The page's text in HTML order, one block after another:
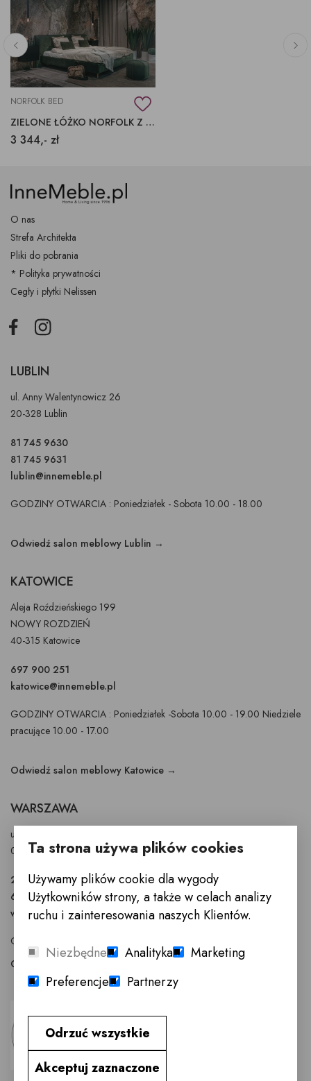
NORFOLK BED
ZIELONE ŁÓŻKO NORFOLK Z SZEROKIM ZAGŁÓWKIEM
3 344,- zł
O nas
Strefa Architekta
Pliki do pobrania
* Polityka prywatności
Cegły i płytki Nelissen
FacebookInstagram
LUBLIN
ul. Anny Walentynowicz 26
20-328 Lublin
81 745 9630
81 745 9631
lublin@innemeble.pl
GODZINY OTWARCIA : Poniedziałek - Sobota 10.00 - 18.00
Odwiedź salon meblowy Lublin →
KATOWICE
Aleja Roździeńskiego 199
NOWY ROZDZIEŃ
40-315 Katowice
697 900 251
katowice@innemeble.pl
GODZINY OTWARCIA : Poniedziałek -Sobota 10.00 - 19.00 Niedziele
pracujące 10.00 - 17.00
Odwiedź salon meblowy Katowice →
WARSZAWA
ul. Puławska 326 - budynek Enel-Med
02-819 Warszawa
22 855 40 97
601 777 299
warszawa@innemeble.pl
GODZINY OTWARCIA : Poniedziałek -Sobota 10.00 - 18.00
Odwiedź salon meblowy Warszawa →
Ta strona używa plików cookies
Używamy plików cookie dla wygody
Użytkowników strony, a także w celach analizy
ruchu i zainteresowania naszych Klientów.
Niezbędne Analityka
Marketing
Preferencje
Partnerzy
Odrzuć wszystkie
Akceptuj zaznaczone